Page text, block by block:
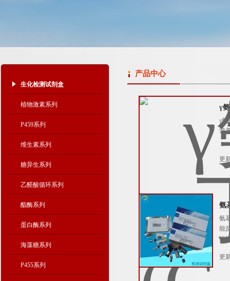
生化检测试剂盒
植物激素系列
P459系列
维生素系列
糖异生系列
乙醛酸循环系列
酯酶系列
蛋白酶系列
海藻糖系列
P455系列
产品中心
γ
γ氨
营
更
氨
氨
能
运
更